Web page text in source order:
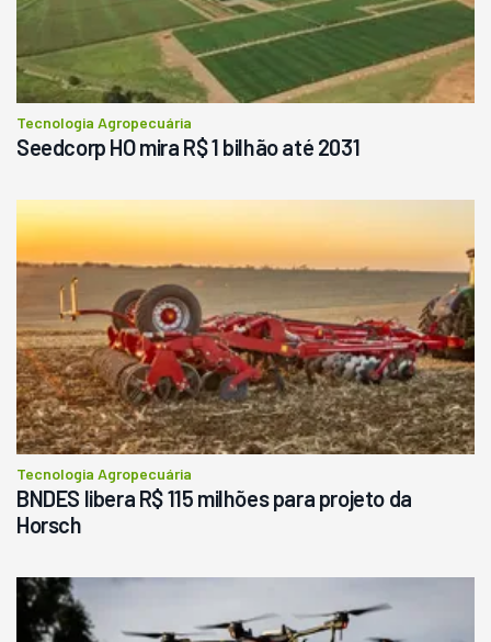
Tecnologia Agropecuária
Seedcorp HO mira R$ 1 bilhão até 2031
Tecnologia Agropecuária
BNDES libera R$ 115 milhões para projeto da
Horsch